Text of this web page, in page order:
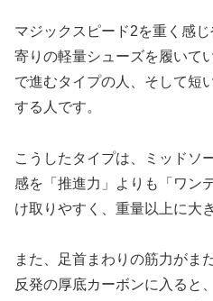
マジックスピード2を重く感
寄りの軽量シューズを履いて
で進むタイプの人、そして短
する人です。
こうしたタイプは、ミッドソ
感を「推進力」よりも「ワン
け取りやすく、重量以上に大
また、足首まわりの筋力がま
反発の厚底カーボンに入ると